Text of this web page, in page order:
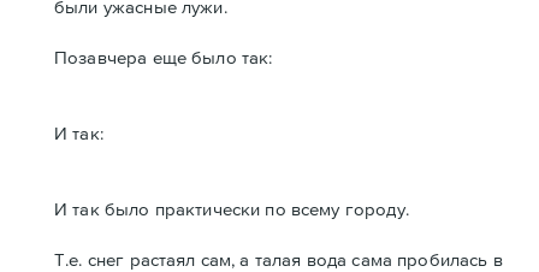
были ужасные лужи.
Позавчера еще было так:
И так:
И так было практически по всему городу.
Т.е. снег растаял сам, а талая вода сама пробилась в